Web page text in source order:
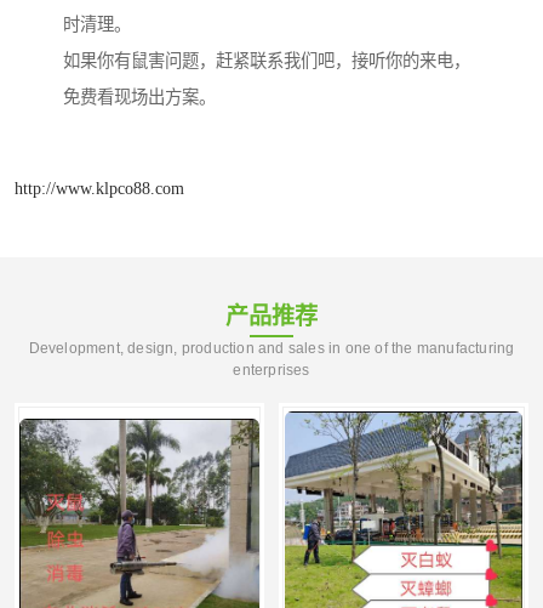
时清理。
如果你有鼠害问题，赶紧联系我们吧，接听你的来电，
免费看现场出方案。
http://www.klpco88.com
产品推荐
Development, design, production and sales in one of the manufacturing
enterprises